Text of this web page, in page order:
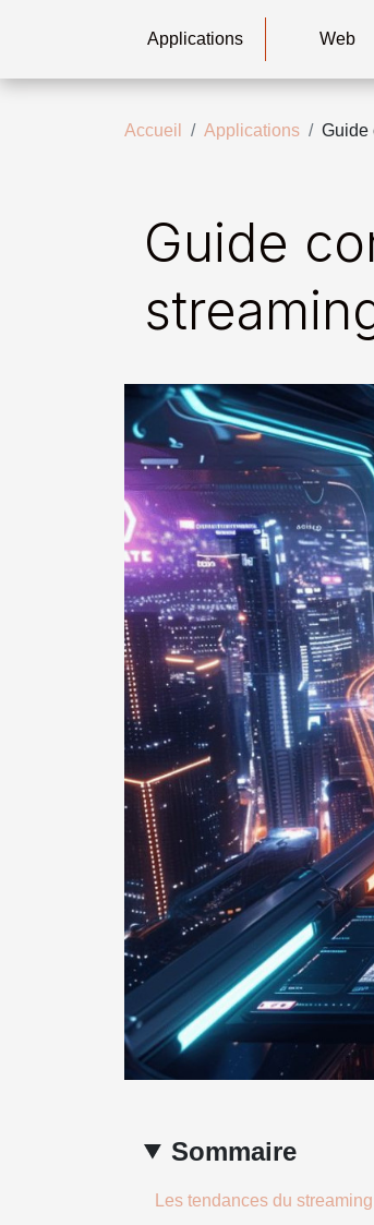
Applications Web
Accueil Applications Guide
Guide
Sommaire
Les tendances du